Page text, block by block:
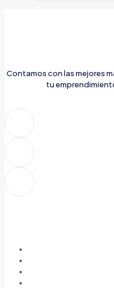
Contamos con las mejores
tu